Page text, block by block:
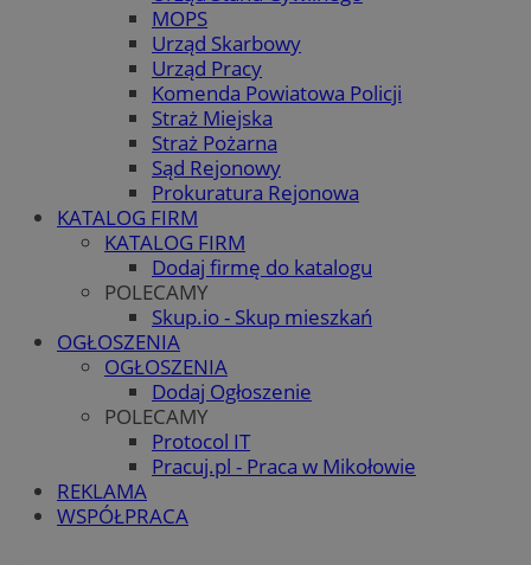
MOPS
Urząd Skarbowy
Urząd Pracy
Komenda Powiatowa Policji
Straż Miejska
Straż Pożarna
Sąd Rejonowy
Prokuratura Rejonowa
KATALOG FIRM
KATALOG FIRM
Dodaj firmę do katalogu
POLECAMY
Skup.io - Skup mieszkań
OGŁOSZENIA
OGŁOSZENIA
Dodaj Ogłoszenie
POLECAMY
Protocol IT
Pracuj.pl - Praca w Mikołowie
REKLAMA
WSPÓŁPRACA